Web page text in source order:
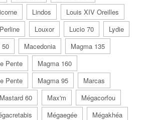
Lindos
Louis XIV Oreilles
Louxor Lucio 70
Lydie
50 Macedonia
Magma 135
Pente
Magma 160
Pente
Magma 95
Marcas
Mastard 60 Max'm
Mégacorfou
Mégaegée
Mégakhéa